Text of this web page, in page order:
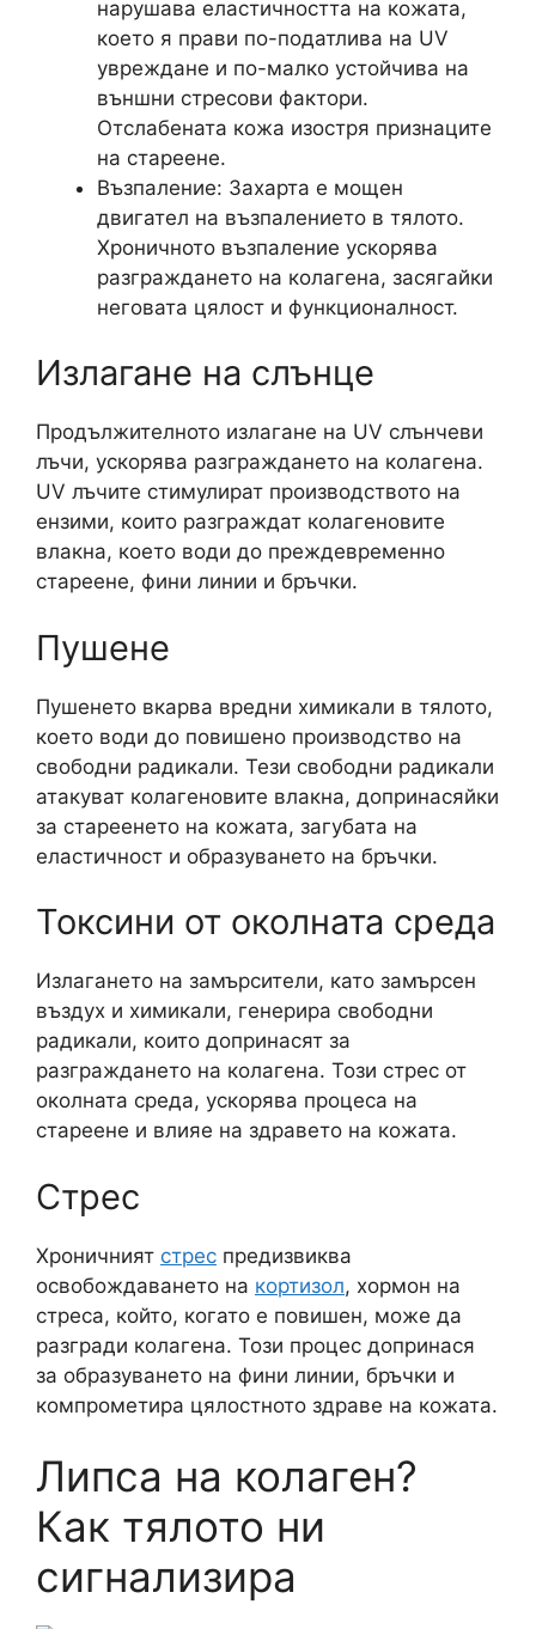
нарушава еластичността на кожата,
което я прави по-податлива на UV
увреждане и по-малко устойчива на
външни стресови фактори.
Отслабената кожа изостря признаците
на стареене.
Възпаление: Захарта е мощен
двигател на възпалението в тялото.
Хроничното възпаление ускорява
разграждането на колагена, засягайки
неговата цялост и функционалност.
Излагане на слънце
Продължителното излагане на UV слънчеви
лъчи, ускорява разграждането на колагена.
UV лъчите стимулират производството на
ензими, които разграждат колагеновите
влакна, което води до преждевременно
стареене, фини линии и бръчки.
Пушене
Пушенето вкарва вредни химикали в тялото,
което води до повишено производство на
свободни радикали. Тези свободни радикали
атакуват колагеновите влакна, допринасяйки
за стареенето на кожата, загубата на
еластичност и образуването на бръчки.
Токсини от околната среда
Излагането на замърсители, като замърсен
въздух и химикали, генерира свободни
радикали, които допринасят за
разграждането на колагена. Този стрес от
околната среда, ускорява процеса на
стареене и влияе на здравето на кожата.
Стрес
Хроничният стрес предизвиква
освобождаването на кортизол, хормон на
стреса, който, когато е повишен, може да
разгради колагена. Този процес допринася
за образуването на фини линии, бръчки и
компрометира цялостното здраве на кожата.
Липса на колаген?
Как тялото ни
сигнализира